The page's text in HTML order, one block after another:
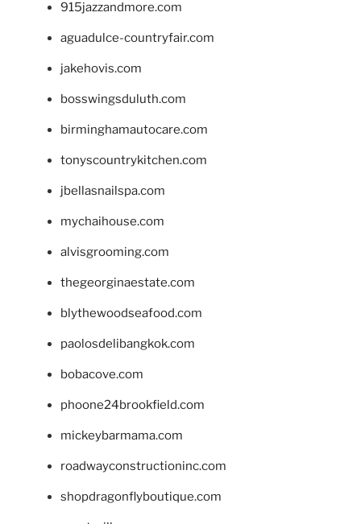
915jazzandmore.com
aguadulce-countryfair.com
jakehovis.com
bosswingsduluth.com
birminghamautocare.com
tonyscountrykitchen.com
jbellasnailspa.com
mychaihouse.com
alvisgrooming.com
thegeorginaestate.com
blythewoodseafood.com
paolosdelibangkok.com
bobacove.com
phoone24brookfield.com
mickeybarmama.com
roadwayconstructioninc.com
shopdragonflyboutique.com